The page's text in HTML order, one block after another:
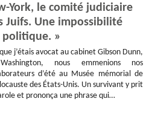
York, le comité judiciaire
Juifs. Une impossibilité
»
j’étais avocat au cabinet Gibson Dunn,
nous emmenions nos
d’été au Musée mémorial de
des États-Unis. Un survivant y prit
et prononça une phrase qui…